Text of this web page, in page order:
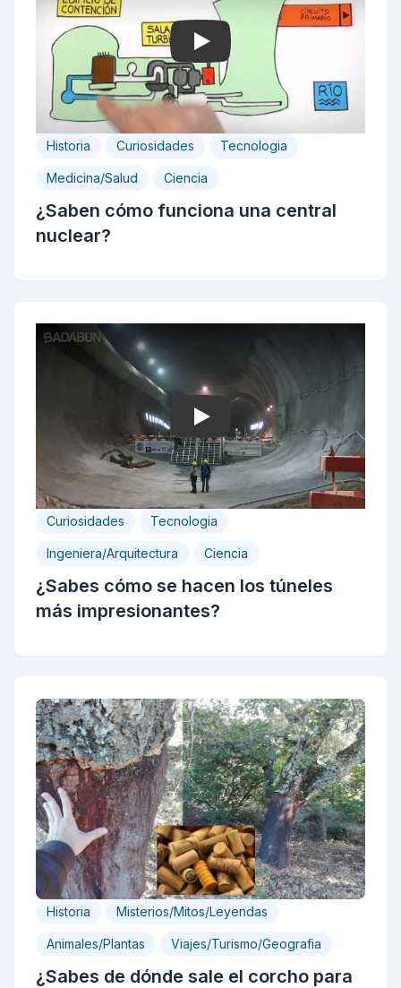
Play
Historia Curiosidades Tecnologia
Medicina/Salud Ciencia
¿Saben cómo funciona una central
nuclear?
Play
Curiosidades Tecnologia
Ingeniera/Arquitectura Ciencia
¿Sabes cómo se hacen los túneles
más impresionantes?
Historia Misterios/Mitos/Leyendas
Animales/Plantas Viajes/Turismo/Geografia
¿Sabes de dónde sale el corcho para